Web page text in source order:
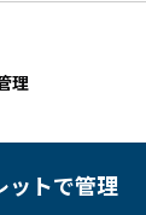
理
ットで管理